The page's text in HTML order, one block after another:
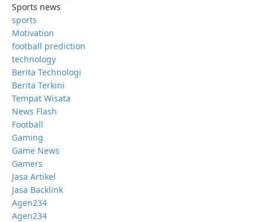
Sports news
sports
Motivation
football prediction
technology
Berita Technologi
Berita Terkini
Tempat Wisata
News Flash
Football
Gaming
Game News
Gamers
Jasa Artikel
Jasa Backlink
Agen234
Agen234